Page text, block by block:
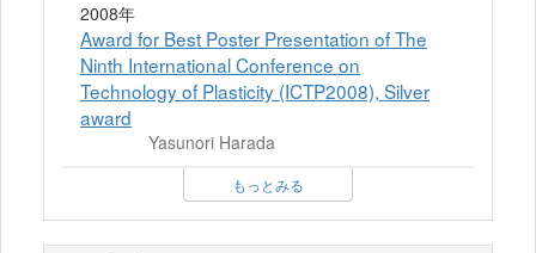
2008年
Award for Best Poster Presentation of The
Ninth International Conference on
Technology of Plasticity (ICTP2008), Silver
award
Yasunori Harada
もっとみる